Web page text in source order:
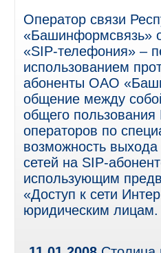
Оператор связи
«Башинформсвязь»
«SIP-телефония» –
использованием
абоненты ОАО
общение между
общего
операторов по
возможность
сетей на SIP-
использующим
«Доступ к сети
юридическим лицам.